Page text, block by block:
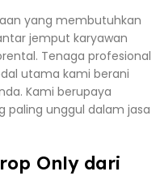
yang membutuhkan
jemput karyawan
Tenaga profesional
utama kami berani
Kami berupaya
paling unggul dalam jasa
Only dari